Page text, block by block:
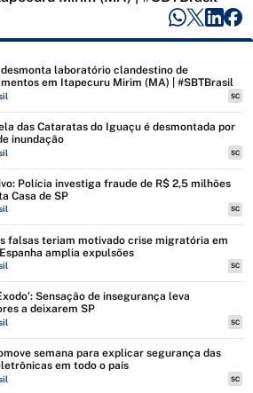
laboratório clandestino de
em Itapecuru Mirim (MA) | #SBTBrasil
SC
das Cataratas do Iguaçu é desmontada por
inundação
SC
Polícia investiga fraude de R$ 2,5 milhões
Casa de SP
SC
falsas teriam motivado crise migratória em
amplia expulsões
SC
Sensação de insegurança leva
a deixarem SP
SC
semana para explicar segurança das
em todo o país
SC